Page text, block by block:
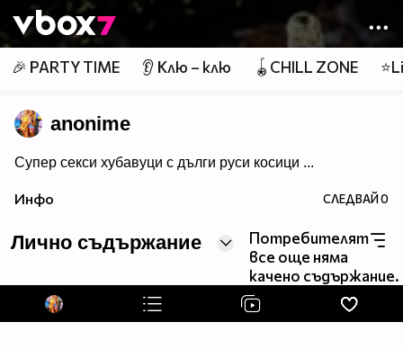
Member of
👾
🎉 PARTY TIME 👂 Клю – клю 🪀CHILL ZONE
anonime
Супер секси хубавуци с дълги руси косици ...
Инфо СЛЕДВАЙ0
Лично съдържание
Потребителят
все още няма
качено съдържание.